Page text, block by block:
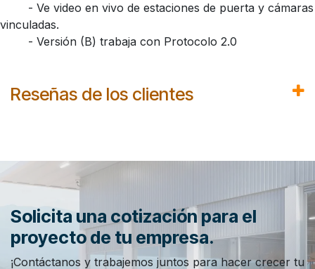
​- Ve video en vivo de estaciones de puerta y cámaras
vinculadas.
​- Versión (B) trabaja con Protocolo 2.0
Reseñas de los clientes
Solicita una cotización para el
proyecto de tu empresa.
¡Contáctanos y trabajemos juntos para hacer crecer tu